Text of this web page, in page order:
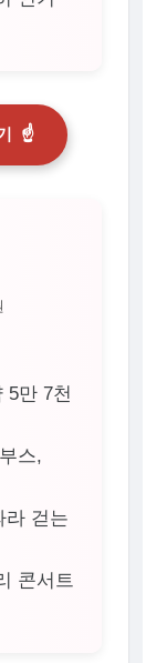
☝️
5만 7천
스,
라 걷는
콘서트